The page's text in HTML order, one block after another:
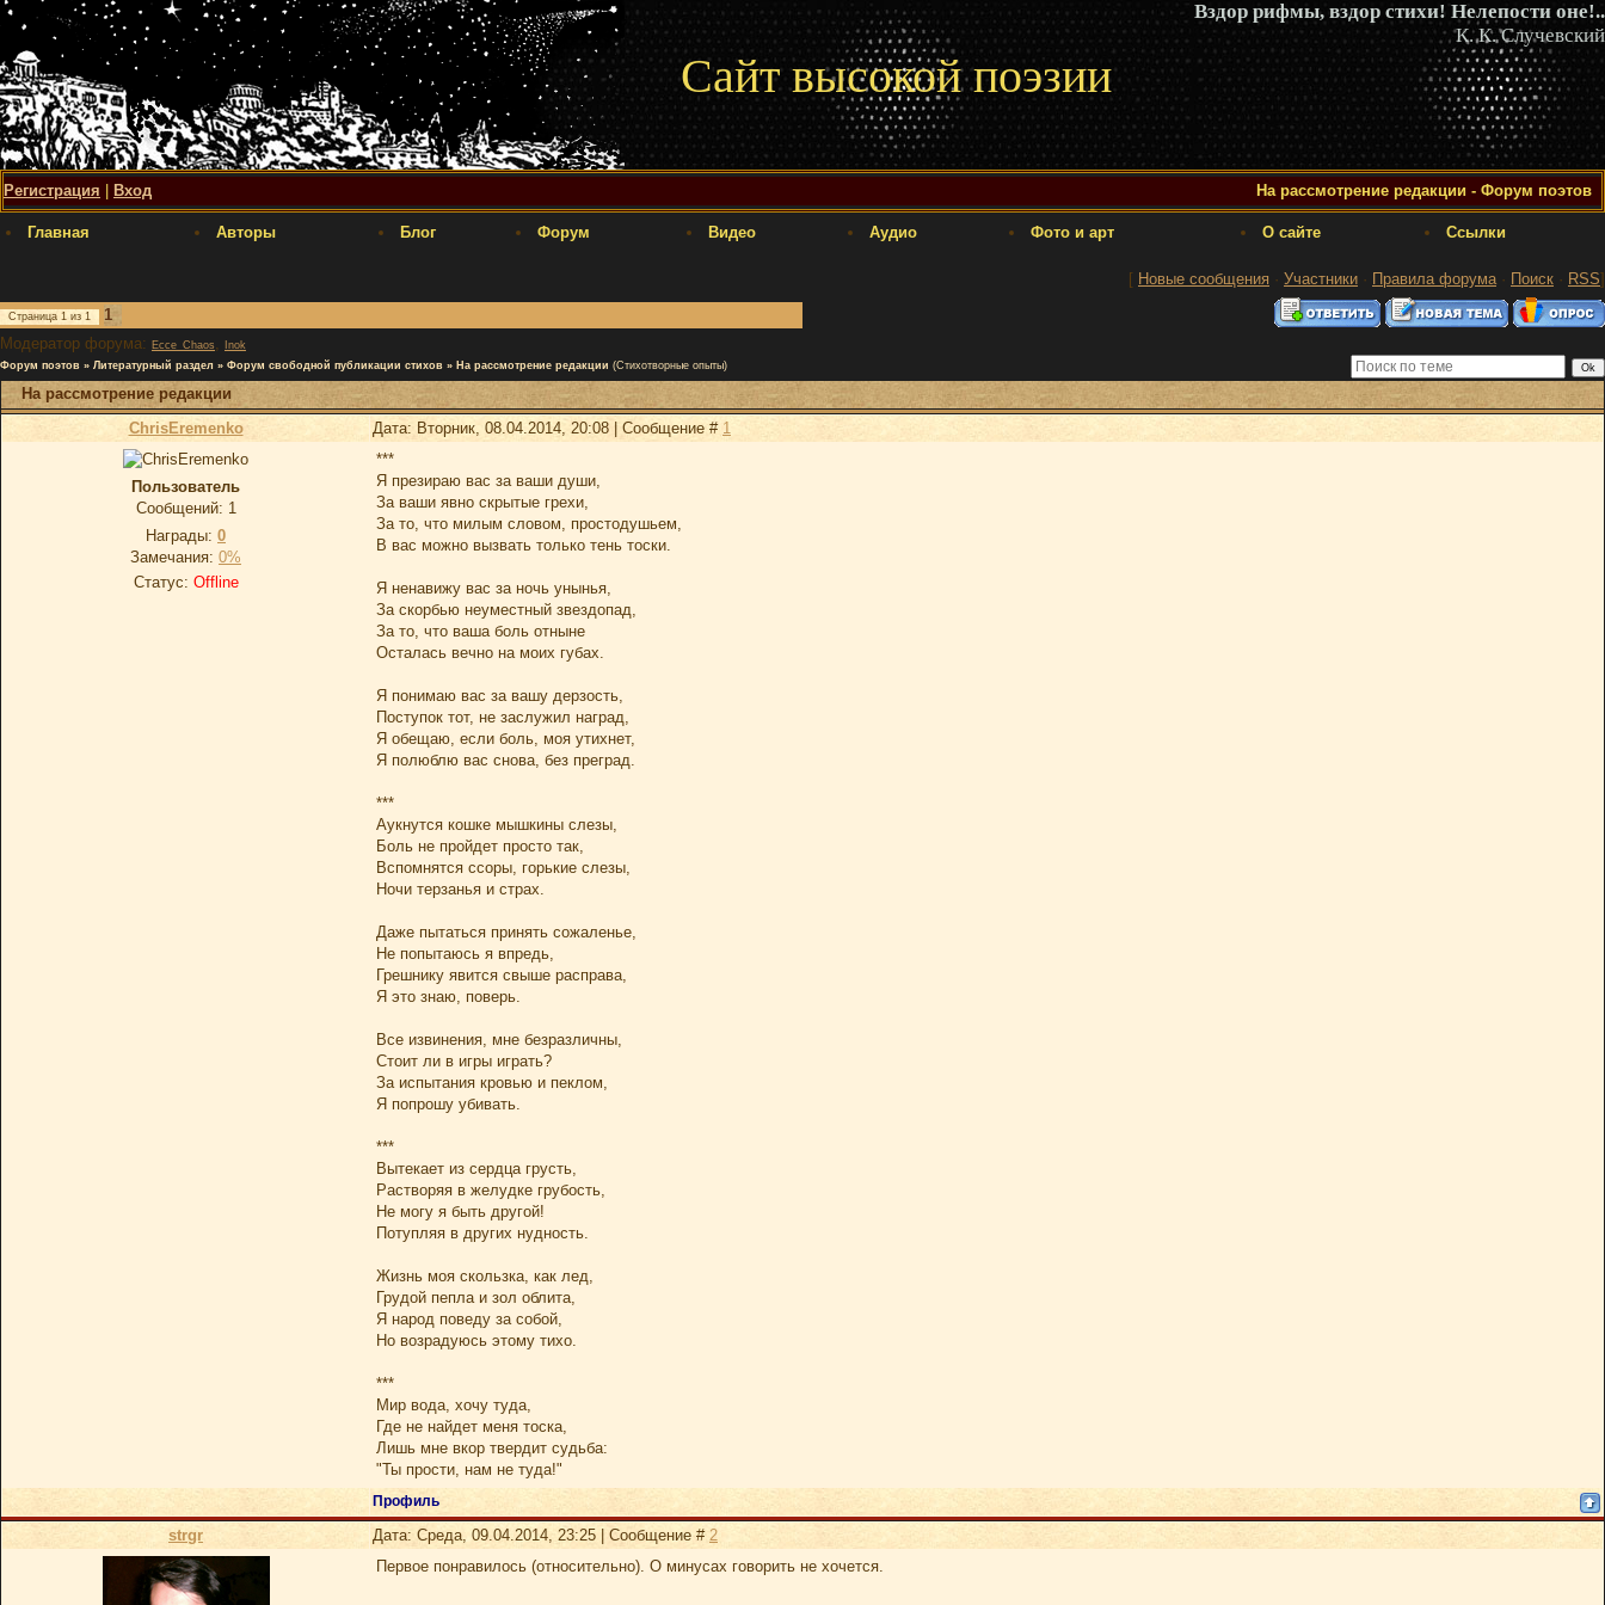
Вздор рифмы, вздор стихи! Нелепости оне!..
К. К. Случевский
Сайт высокой поэзии
Регистрация Вход На рассмотрение редакции - Форум поэтов
Главная Авторы Блог Форум Видео Аудио Фото и арт О сайте Ссылки
[ Новые сообщения · Участники · Правила форума· Поиск · RSS]
Страница 1 из 1
1
Модератор форума: Ecce_Chaos ,
Inok
Форум поэтов » Литературный раздел » Форум свободной публикации стихов » На рассмотрение редакции (Стихотворные опыты)
На рассмотрение редакции
ChrisEremenko
Дата: Вторник, 08.04.2014, 20:08 | Сообщение # 1
Пользователь
Сообщений: 1
Награды: 0
Замечания: 0%
Статус: Offline
***
Я презираю вас за ваши души,
За ваши явно скрытые грехи,
За то, что милым словом, простодушьем,
В вас можно вызвать только тень тоски.
Я ненавижу вас за ночь унынья,
За скорбью неуместный звездопад,
За то, что ваша боль отныне
Осталась вечно на моих губах.
Я понимаю вас за вашу дерзость,
Поступок тот, не заслужил наград,
Я обещаю, если боль, моя утихнет,
Я полюблю вас снова, без преград.
***
Аукнутся кошке мышкины слезы,
Боль не пройдет просто так,
Вспомнятся ссоры, горькие слезы,
Ночи терзанья и страх.
Даже пытаться принять сожаленье,
Не попытаюсь я впредь,
Грешнику явится свыше расправа,
Я это знаю, поверь.
Все извинения, мне безразличны,
Стоит ли в игры играть?
За испытания кровью и пеклом,
Я попрошу убивать.
***
Вытекает из сердца грусть,
Растворяя в желудке грубость,
Не могу я быть другой!
Потупляя в других нудность.
Жизнь моя скользка, как лед,
Грудой пепла и зол облита,
Я народ поведу за собой,
Но возрадуюсь этому тихо.
***
Мир вода, хочу туда,
Где не найдет меня тоска,
Лишь мне вкор твердит судьба:
"Ты прости, нам не туда!"
Профиль
strgr Дата: Среда, 09.04.2014, 23:25 | Сообщение # 2
Первое понравилось (относительно). О минусах говорить не хочется.